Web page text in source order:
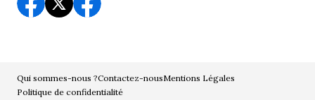
Qui sommes-nous ?Contactez-nousMentions Légales
Politique de confidentialité